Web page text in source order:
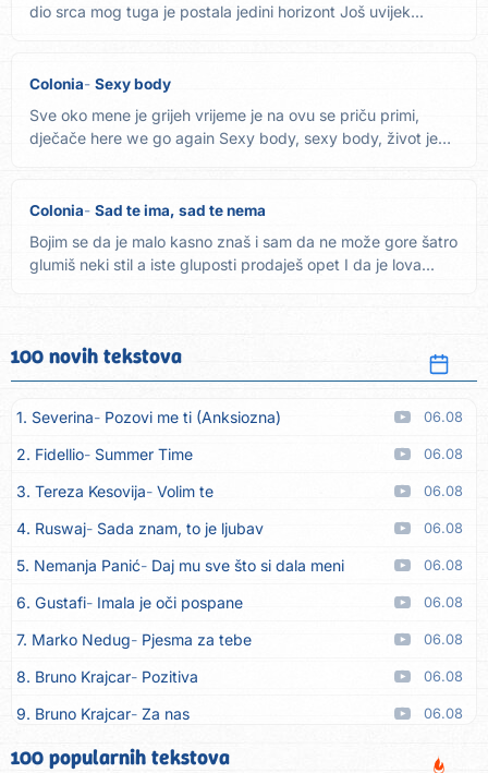
dio srca mog tuga je postala jedini horizont Još uvijek...
Colonia Sexy body
Sve oko mene je grijeh vrijeme je na ovu se priču primi,
dječače here we go again Sexy body, sexy body, život je
Colonia Sad te ima, sad te nema
Bojim se da je malo kasno znaš i sam da ne može gore šatro
glumiš neki stil a iste gluposti prodaješ opet I da je lova...
100 novih tekstova
1. Severina Pozovi me ti (Anksiozna) 06.08
2. Fidellio Summer Time 06.08
3. Tereza Kesovija Volim te 06.08
4. Ruswaj Sada znam, to je ljubav 06.08
5. Nemanja Panić Daj mu sve što si dala meni 06.08
6. Gustafi Imala je oči pospane 06.08
7. Marko Nedug Pjesma za tebe 06.08
8. Bruno Krajcar Pozitiva 06.08
9. Bruno Krajcar Za nas 06.08
10. Tereza Kesovija Da li ću moći
100 popularnih tekstova